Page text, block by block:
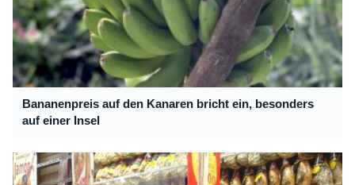
Bananenpreis auf den Kanaren bricht ein, besonders
auf einer Insel